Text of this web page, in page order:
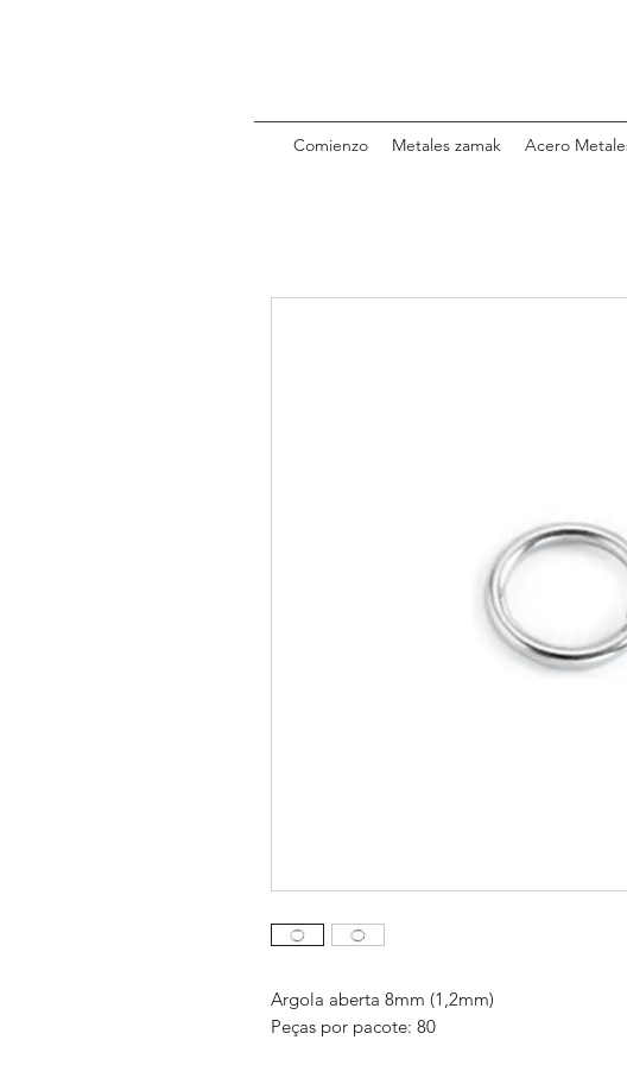
Comienzo Metales zamak Acero
Argola aberta 8mm (1,2mm)
Peças por pacote: 80